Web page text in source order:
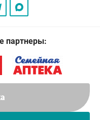
партнеры: